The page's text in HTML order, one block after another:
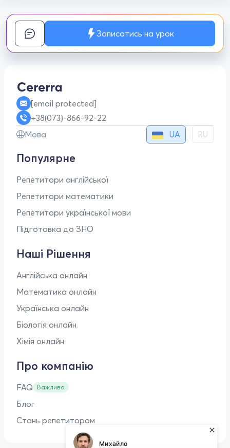
Записатись на урок
[email protected]
+38(073)-866-92-22
Мова
UA RU
Популярне
Репетитори англійської
Репетитори математики
Репетитори української мови
Підготовка до ЗНО
Наші Рішення
Англійська онлайн
Математика онлайн
Українська онлайн
Біологія онлайн
Хімія онлайн
Про компанію
FAQ Важливо
Блог
Стань репетитором